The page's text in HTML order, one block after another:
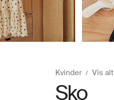
Kvinder Vis alt
Sko